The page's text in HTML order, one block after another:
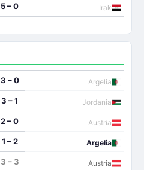
5 – 0 Irak
3 – 0
Argelia
3 – 1
Jordania
2 – 0
Austria
1 – 2
Argelia
3 – 3
Austria